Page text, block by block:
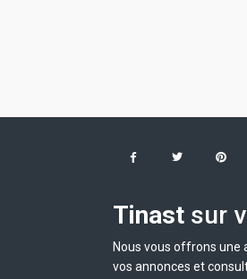
Tinast sur
Nous vous offrons
vos annonces et